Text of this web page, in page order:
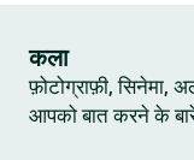
कला
फ़ोटोग्राफ़ी, सिनेमा,
आपको बात करने के